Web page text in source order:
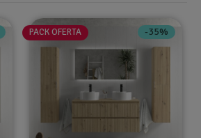
PACK OFERTA -35%